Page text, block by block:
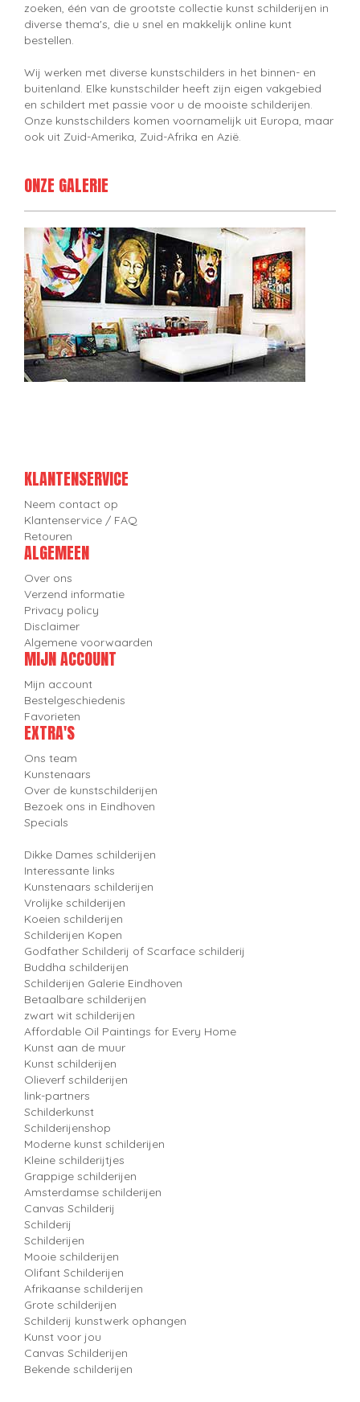
zoeken, één van de grootste collectie kunst schilderijen in
diverse thema's, die u snel en makkelijk online kunt
bestellen.
Wij werken met diverse kunstschilders in het binnen- en
buitenland. Elke kunstschilder heeft zijn eigen vakgebied
en schildert met passie voor u de mooiste schilderijen.
Onze kunstschilders komen voornamelijk uit Europa, maar
ook uit Zuid-Amerika, Zuid-Afrika en Azië.
ONZE GALERIE
KLANTENSERVICE
Neem contact op
Klantenservice / FAQ
Retouren
ALGEMEEN
Over ons
Verzend informatie
Privacy policy
Disclaimer
Algemene voorwaarden
MIJN ACCOUNT
Mijn account
Bestelgeschiedenis
Favorieten
EXTRA'S
Ons team
Kunstenaars
Over de kunstschilderijen
Bezoek ons in Eindhoven
Specials
Dikke Dames schilderijen
Interessante links
Kunstenaars schilderijen
Vrolijke schilderijen
Koeien schilderijen
Schilderijen Kopen
Godfather Schilderij of Scarface schilderij
Buddha schilderijen
Schilderijen Galerie Eindhoven
Betaalbare schilderijen
zwart wit schilderijen
Affordable Oil Paintings for Every Home
Kunst aan de muur
Kunst schilderijen
Olieverf schilderijen
link-partners
Schilderkunst
Schilderijenshop
Moderne kunst schilderijen
Kleine schilderijtjes
Grappige schilderijen
Amsterdamse schilderijen
Canvas Schilderij
Schilderij
Schilderijen
Mooie schilderijen
Olifant Schilderijen
Afrikaanse schilderijen
Grote schilderijen
Schilderij kunstwerk ophangen
Kunst voor jou
Canvas Schilderijen
Bekende schilderijen